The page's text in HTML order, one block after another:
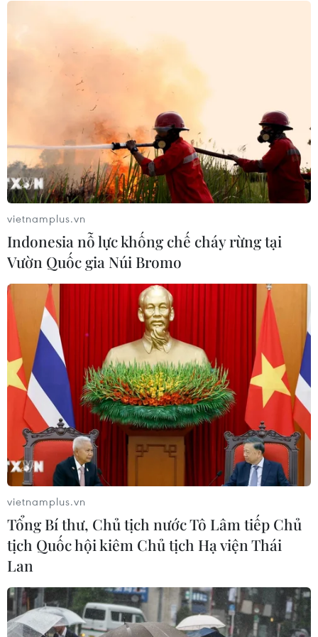
Thường trực Ban Bí thư Trần
Cẩm Tú tiếp Đại sứ Singapore tại Việt
Chủ tịch Quốc hội kiêm Chủ tịch Hạ
viện Vương quốc Thái Lan bắt đầu
thăm Việt Nam
05/08/2026 03:42
Làm sâu sắc hơn quan hệ Đối tác
chiến lược toàn diện Việt Nam-Thái
Lan
05/08/2026 03:22
Quan hệ Đối tác chiến
lược toàn diện Việt Nam-Thái Lan
04/08/2026 23:22
Nâng cao nhận thức về vai trò chủ
động, tích cực của Việt Nam trong
ASEAN
04/08/2026 14:09
vietnamplus.vn
Indonesia nỗ lực khống chế cháy rừng tại
Vườn Quốc gia Núi Bromo
vietnamplus.vn
Tổng Bí thư, Chủ tịch nước Tô Lâm tiếp Chủ
tịch Quốc hội kiêm Chủ tịch Hạ viện Thái
Lan